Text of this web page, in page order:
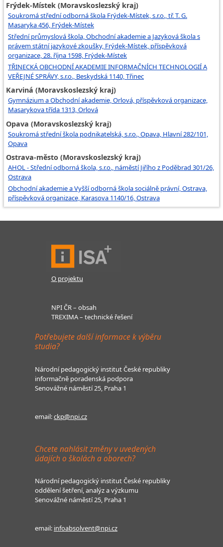
Frýdek-Místek (Moravskoslezský kraj)
Soukromá střední odborná škola Frýdek-Místek, s.r.o., tř. T. G.
Masaryka 456, Frýdek-Místek
Střední průmyslová škola, Obchodní akademie a Jazyková škola s
právem státní jazykové zkoušky, Frýdek-Místek, příspěvková
organizace, 28. října 1598, Frýdek-Místek
TŘINECKÁ OBCHODNÍ AKADEMIE INFORMAČNÍCH TECHNOLOGIÍ A
VEŘEJNÉ SPRÁVY, s.r.o., Beskydská 1140, Třinec
Karviná (Moravskoslezský kraj)
Gymnázium a Obchodní akademie, Orlová, příspěvková organizace,
Masarykova třída 1313, Orlová
Opava (Moravskoslezský kraj)
Soukromá střední škola podnikatelská, s.r.o., Opava, Hlavní 282/101,
Opava
Ostrava-město (Moravskoslezský kraj)
AHOL - Střední odborná škola, s.r.o., náměstí Jiřího z Poděbrad 301/26,
Ostrava
Obchodní akademie a Vyšší odborná škola sociálně právní, Ostrava,
příspěvková organizace, Karasova 1140/16, Ostrava
O projektu
NPI ČR – obsah
TREXIMA – technické řešení
Potřebujete další informace k výběru
studia?
Národní pedagogický institut České republiky
informačně poradenská podpora
Senovážné náměstí 25, Praha 1
email:ckp@npi.cz
Chcete nahlásit změny v uvedených
údajích o školách a oborech?
Národní pedagogický institut České republiky
oddělení šetření, analýz a výzkumu
Senovážné náměstí 25, Praha 1
email: infoabsolvent@npi.cz